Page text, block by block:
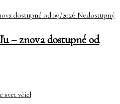
Nedostupný
– znova dostupné od